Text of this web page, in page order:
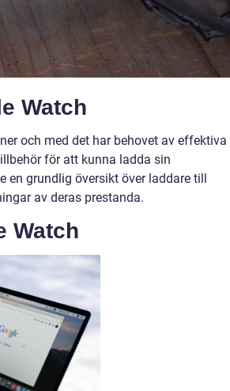
Watch
och med det har behovet av effektiva
för att kunna ladda sin
en grundlig översikt över laddare till
av deras prestanda.
Watch